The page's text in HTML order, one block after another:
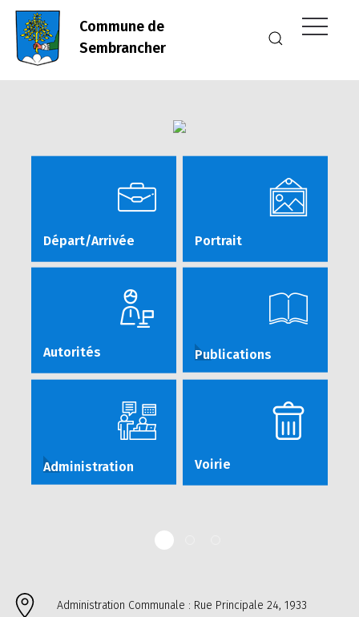
Commune de
Sembrancher
Départ/Arrivée Portrait
Autorités Publications
Administration Voirie
Administration Communale : Rue Principale 24, 1933